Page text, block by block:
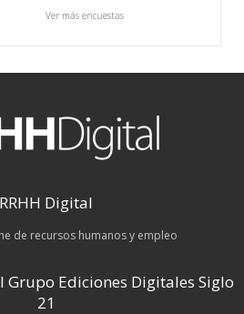
Ver más encuestas
RRHH Digital
de recursos humanos y empleo
Ediciones Digitales Siglo
21